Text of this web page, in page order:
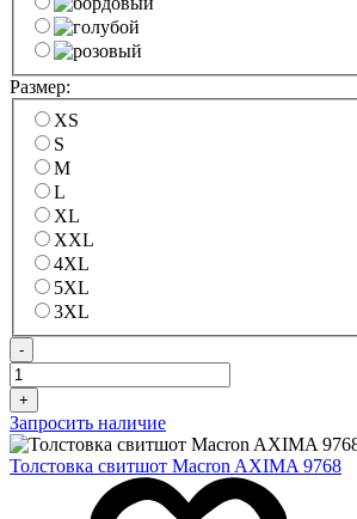
Размер:
XS
S
M
L
XL
XXL
4XL
5XL
3XL
-
+
Запросить наличие
Толстовка свитшот Macron AXIMA 9768